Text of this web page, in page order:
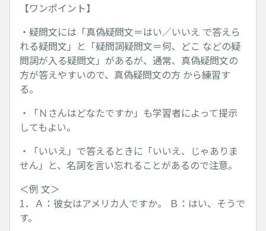
【ワンポイント】
・疑問文には「真偽疑問文＝はい／いいえ で答えら
れる疑問文」と「疑問詞疑問文＝何、どこ などの疑
問詞が入る疑問文」があるが、通常、真偽疑問文の
方が答えやすいので、真偽疑問文の方 から練習す
る。
・「Ｎさんはどなたですか」も学習者によって提示
してもよい。
・「いいえ」で答えるときに「いいえ、じゃありま
せん」と、名詞を言い忘れることがあるので注意。
＜例 文＞
1．Ａ：彼女はアメリカ人ですか。 Ｂ：はい、そうで
す。